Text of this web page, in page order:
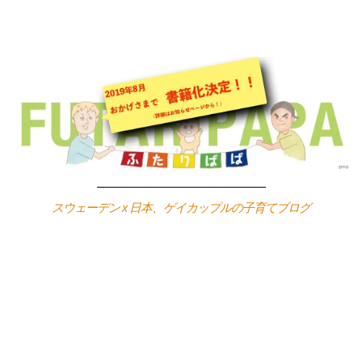
スウェーデン x 日本、ゲイカップルの子育てブログ